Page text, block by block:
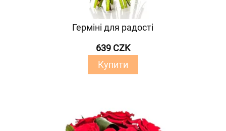
Герміні для радості
639 CZK
Купити